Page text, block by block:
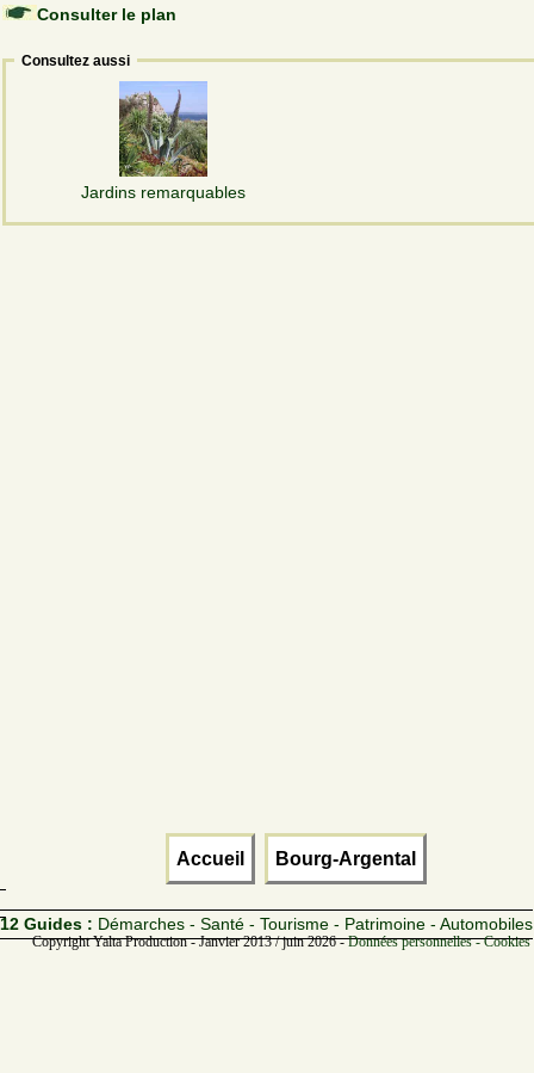
Consulter le plan
Consultez aussi
Jardins remarquables
Accueil Bourg-Argental
12 Guides : Démarches - Santé - Tourisme - Patrimoine - Automobiles
Copyright Yalta Production - Janvier 2013 / juin 2026 -Données personnelles -